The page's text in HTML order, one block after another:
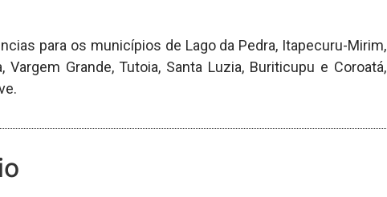
para os municípios de Lago da Pedra, Itapecuru-Mirim,
Grande, Tutoia, Santa Luzia, Buriticupu e Coroatá,